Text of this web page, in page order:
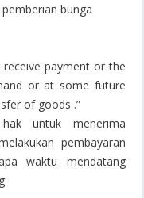
bunga
payment or the
or at some future
of goods .”
untuk menerima
pembayaran
waktu mendatang